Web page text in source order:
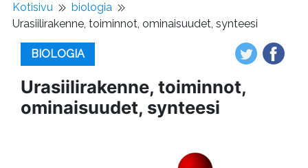
Kotisivu
biologia
Urasiilirakenne, toiminnot, ominaisuudet, synteesi
BIOLOGIA
Urasiilirakenne, toiminnot,
ominaisuudet, synteesi